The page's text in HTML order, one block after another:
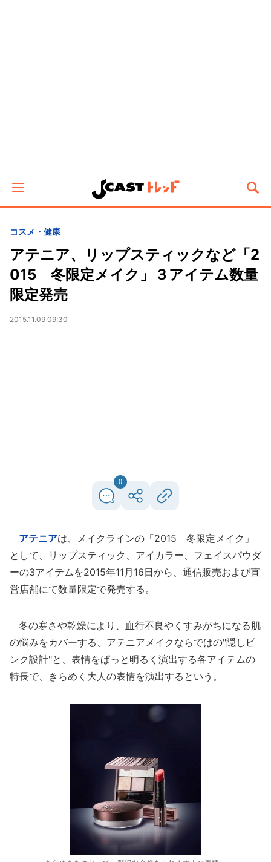
コスメ・健康
アテニア、リップスティックなど「2
015 冬限定メイク」３アイテム数量
限定発売
2015.11.09 09:30
0
アテニアは、メイクラインの「2015 冬限定メイク」
として、リップスティック、アイカラー、フェイスパウダ
ーの3アイテムを2015年11月16日から、通信販売および直
営店舗にて数量限定で発売する。
冬の寒さや乾燥により、血行不良やくすみがちになる肌
の悩みをカバーする、アテニアメイクならではの"隠しピ
ンク設計"と、表情をぱっと明るく演出する各アイテムの
特長で、きらめく大人の表情を演出するという。